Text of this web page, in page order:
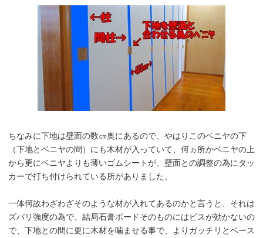
ちなみに下地は壁面の数㎝奥にあるので、やはりこのベニヤの下
（下地とベニヤの間）にも木材が入っていて、何ヵ所かベニヤの上
から更にベニヤよりも薄いゴムシートが、壁面との調整の為にタッ
カーで打ち付けられている所がありました。
一体何故わざわざそのような材が入れてあるのかと言うと、それは
ズバリ強度の為で、結局石膏ボードそのものにはビスが効かないの
で、下地との間に更に木材を噛ませる事で、よりガッチリとベース